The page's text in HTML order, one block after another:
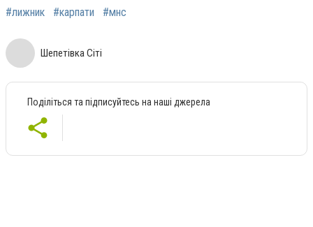
#лижник #карпати #мнс
Шепетівка Сіті
Поділіться та підписуйтесь на наші джерела